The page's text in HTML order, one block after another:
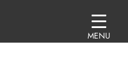
MENU